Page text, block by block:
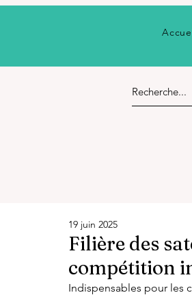
Filière des
compétition
19 juin 2025
Indispensables pour les